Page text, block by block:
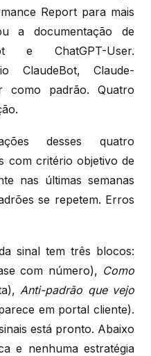
Report para mais
a documentação de
e ChatGPT-User.
ClaudeBot, Claude-
como padrão. Quatro
desses quatro
com critério objetivo de
nas últimas semanas
se repetem. Erros
sinal tem três blocos:
com número), Como
Anti-padrão que vejo
em portal cliente).
está pronto. Abaixo
e nenhuma estratégia